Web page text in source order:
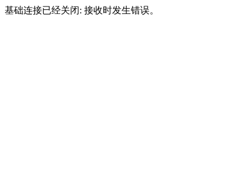
基础连接已经关闭: 接收时发生错误。